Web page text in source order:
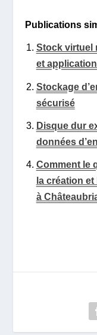
Publications
Stock virtuel
et
Stockage
sécurisé
Disque dur
données
Comment le
la création
à